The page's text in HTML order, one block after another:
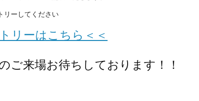
リーしてください
リーはこちら＜＜
ご来場お待ちしております！！